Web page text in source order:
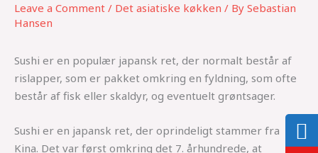
Leave a Comment / Det asiatiske køkken / By Sebastian
Hansen
Sushi er en populær japansk ret, der normalt består af
rislapper, som er pakket omkring en fyldning, som ofte
består af fisk eller skaldyr, og eventuelt grøntsager.
Sushi er en japansk ret, der oprindeligt stammer fra
Kina. Det var først omkring det 7. århundrede, at